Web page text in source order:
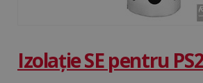
Izolație SE pentru